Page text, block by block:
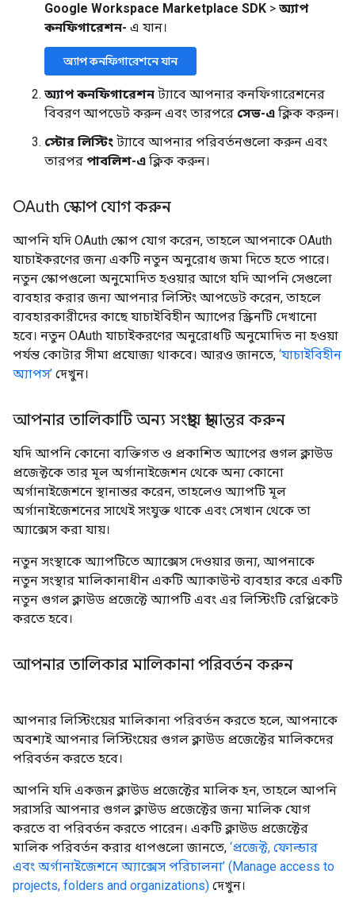
Google Workspace Marketplace SDK > অ্যাপ
কনফিগারেশন- এ যান।
অ্যাপ কনফিগারেশনে যান
অ্যাপ কনফিগারেশন ট্যাবে আপনার কনফিগারেশনের
বিবরণ আপডেট করুন এবং তারপরে সেভ-এ ক্লিক করুন।
স্টোর লিস্টিং ট্যাবে আপনার পরিবর্তনগুলো করুন এবং
তারপর পাবলিশ-এ ক্লিক করুন।
OAuth স্কোপ যোগ করুন
আপনি যদি OAuth স্কোপ যোগ করেন, তাহলে আপনাকে OAuth
যাচাইকরণের জন্য একটি নতুন অনুরোধ জমা দিতে হতে পারে।
নতুন স্কোপগুলো অনুমোদিত হওয়ার আগে যদি আপনি সেগুলো
ব্যবহার করার জন্য আপনার লিস্টিং আপডেট করেন, তাহলে
ব্যবহারকারীদের কাছে যাচাইবিহীন অ্যাপের স্ক্রিনটি দেখানো
হবে। নতুন OAuth যাচাইকরণের অনুরোধটি অনুমোদিত না হওয়া
পর্যন্ত কোটার সীমা প্রযোজ্য থাকবে। আরও জানতে, ‘যাচাইবিহীন
অ্যাপস’ দেখুন।
আপনার তালিকাটি অন্য সংস্থায় স্থানান্তর করুন
যদি আপনি কোনো ব্যক্তিগত ও প্রকাশিত অ্যাপের গুগল ক্লাউড
প্রজেক্টকে তার মূল অর্গানাইজেশন থেকে অন্য কোনো
অর্গানাইজেশনে স্থানান্তর করেন, তাহলেও অ্যাপটি মূল
অর্গানাইজেশনের সাথেই সংযুক্ত থাকে এবং সেখান থেকে তা
অ্যাক্সেস করা যায়।
নতুন সংস্থাকে অ্যাপটিতে অ্যাক্সেস দেওয়ার জন্য, আপনাকে
নতুন সংস্থার মালিকানাধীন একটি অ্যাকাউন্ট ব্যবহার করে একটি
নতুন গুগল ক্লাউড প্রজেক্টে অ্যাপটি এবং এর লিস্টিংটি রেপ্লিকেট
করতে হবে।
আপনার তালিকার মালিকানা পরিবর্তন করুন
আপনার লিস্টিংয়ের মালিকানা পরিবর্তন করতে হলে, আপনাকে
অবশ্যই আপনার লিস্টিংয়ের গুগল ক্লাউড প্রজেক্টের মালিকদের
পরিবর্তন করতে হবে।
আপনি যদি একজন ক্লাউড প্রজেক্টের মালিক হন, তাহলে আপনি
সরাসরি আপনার গুগল ক্লাউড প্রজেক্টের জন্য মালিক যোগ
করতে বা পরিবর্তন করতে পারেন। একটি ক্লাউড প্রজেক্টের
মালিক পরিবর্তন করার ধাপগুলো জানতে, ‘প্রজেক্ট, ফোল্ডার
এবং অর্গানাইজেশনে অ্যাক্সেস পরিচালনা’ (Manage access to
projects, folders and organizations) দেখুন।